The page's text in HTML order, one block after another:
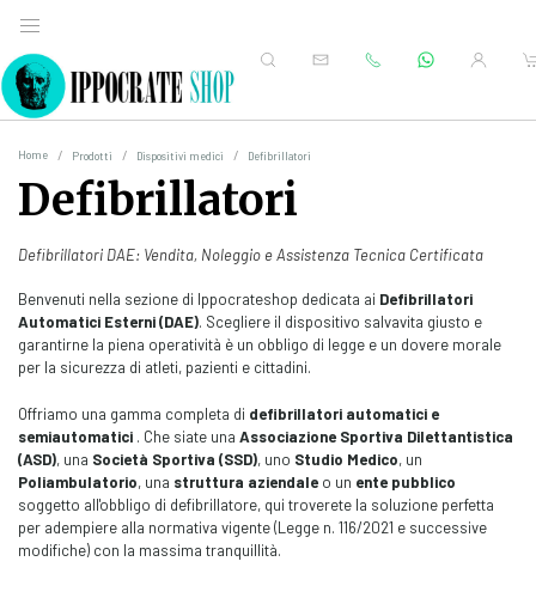
Home Prodotti Dispositivi medici Defibrillatori
Defibrillatori
Defibrillatori DAE: Vendita, Noleggio e Assistenza Tecnica Certificata
Benvenuti nella sezione di Ippocrateshop dedicata ai Defibrillatori
Automatici Esterni (DAE). Scegliere il dispositivo salvavita giusto e
garantirne la piena operatività è un obbligo di legge e un dovere morale
per la sicurezza di atleti, pazienti e cittadini.
Offriamo una gamma completa di defibrillatori automatici e
semiautomatici . Che siate una Associazione Sportiva Dilettantistica
(ASD), una Società Sportiva (SSD), uno Studio Medico, un
Poliambulatorio, una struttura aziendale o un ente pubblico
soggetto all'obbligo di defibrillatore, qui troverete la soluzione perfetta
per adempiere alla normativa vigente (Legge n. 116/2021 e successive
modifiche) con la massima tranquillità.